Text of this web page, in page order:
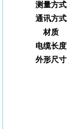
测量方式
通讯方式
材质
电缆长度
外形尺寸